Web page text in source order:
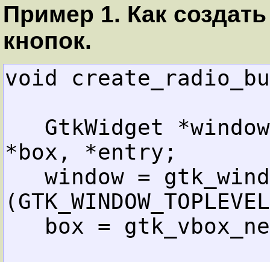
Пример 1. Как
кнопок.
void
GtkWidget
*box, *entry;
window =
box =